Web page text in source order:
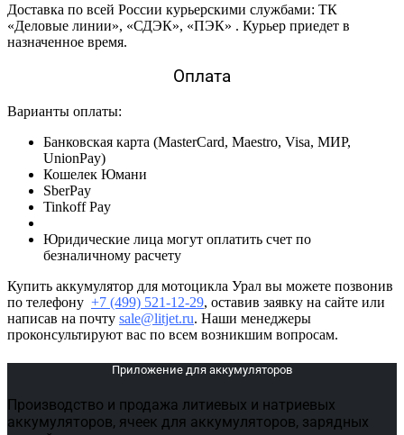
Доставка по всей России курьерскими службами: ТК
«Деловые линии», «СДЭК», «ПЭК» . Курьер приедет в
назначенное время.
Оплата
Варианты оплаты:
Банковская карта (MasterCard, Maestro, Visa, МИР,
UnionPay)
Кошелек Юмани
SberPay
Tinkoff Pay
Юридические лица могут оплатить счет по
безналичному расчету
Купить аккумулятор для мотоцикла Урал вы можете позвонив
по телефону +7 (499) 521-12-29, оставив заявку на сайте или
написав на почту sale@litjet.ru. Наши менеджеры
проконсультируют вас по всем возникшим вопросам.
Приложение для аккумуляторов
Производство и продажа литиевых и натриевых
аккумуляторов, ячеек для аккумуляторов, зарядных